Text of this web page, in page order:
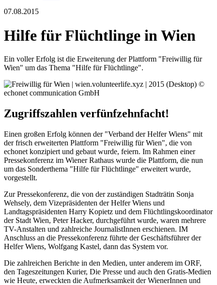
07.08.2015
Hilfe für Flüchtlinge in Wien
Ein voller Erfolg ist die Erweiterung der Plattform "Freiwillig für
Wien" um das Thema "Hilfe für Flüchtlinge".
Zugriffszahlen verfünfzehnfacht!
Einen großen Erfolg können der "Verband der Helfer Wiens" mit
der frisch erweiterten Plattform "Freiwillig für Wien", die von
echonet konzipiert und gebaut wurde, feiern. Im Rahmen einer
Pressekonferenz im Wiener Rathaus wurde die Plattform, die nun
um das Sonderthema "Hilfe für Flüchtlinge" erweitert wurde,
vorgestellt.
Zur Pressekonferenz, die von der zuständigen Stadträtin Sonja
Wehsely, dem Vizepräsidenten der Helfer Wiens und
Landtagspräsidenten Harry Kopietz und dem Flüchtlingskoordinator
der Stadt Wien, Peter Hacker, durchgeführt wurde, waren mehrere
TV-Anstalten und zahlreiche JournalistInnen erschienen. IM
Anschluss an die Pressekonferenz führte der Geschäftsführer der
Helfer Wiens, Wolfgang Kastel, dann das System vor.
Die zahlreichen Berichte in den Medien, unter anderem im ORF,
den Tageszeitungen Kurier, Die Presse und auch den Gratis-Medien
wie Heute, erweckten die Aufmerksamkeit der WienerInnen und